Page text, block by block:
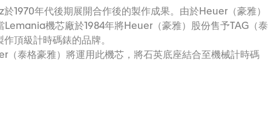
年代後期展開合作後的製作成果。由於Heuer（豪雅）
機芯廠於1984年將Heuer（豪雅）股份售予TAG（泰
頂級計時碼錶的品牌。
泰格豪雅）將運用此機芯，將石英底座結合至機械計時碼